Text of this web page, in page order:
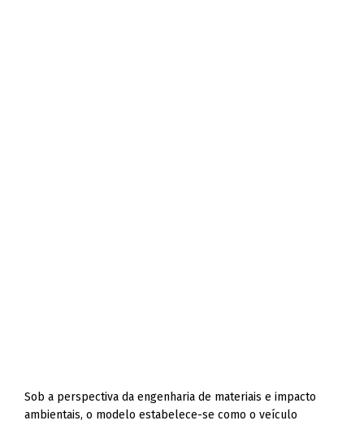
Sob a perspectiva da engenharia de materiais e impacto
ambientais, o modelo estabelece-se como o veículo